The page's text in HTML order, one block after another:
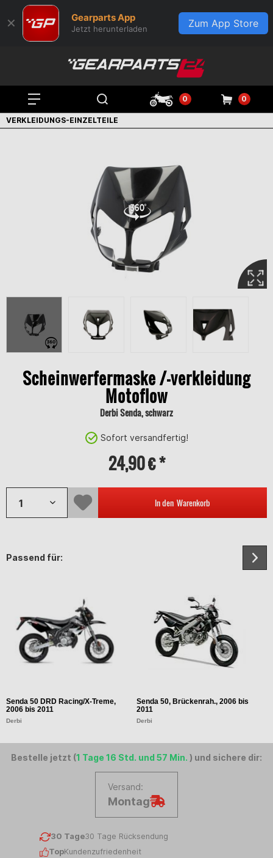
✕ Gearparts App
Jetzt herunterladen Zum App Store
0 0
VERKLEIDUNGS-EINZELTEILE
Scheinwerfermaske /-verkleidung
Motoflow
Derbi Senda, schwarz
Sofort versandfertig!
24,90 € *
In den Warenkorb
Passend für:
Senda 50 DRD Racing/X-Treme,
2006 bis 2011
Derbi
Senda 50, Brückenrah., 2006 bis
2011
Derbi
Bestelle jetzt (1 Tage 16 Std. und 57 Min. ) und sichere dir:
Versand:
Montag
30 Tage30 Tage Rücksendung
TopKundenzufriedenheit